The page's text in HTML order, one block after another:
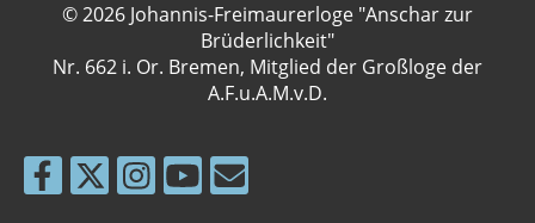
© 2026 Johannis-Freimaurerloge "Anschar zur
Brüderlichkeit"
Nr. 662 i. Or. Bremen, Mitglied der Großloge der
A.F.u.A.M.v.D.